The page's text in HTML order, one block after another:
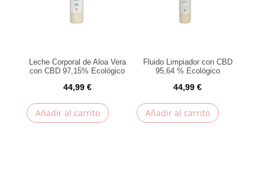
Leche Corporal de Aloa Vera
con CBD 97,15% Ecológico
44,99 €
Añadir al carrito
Fluido Limpiador con CBD
95,64 % Ecológico
44,99€
Añadir al carrito